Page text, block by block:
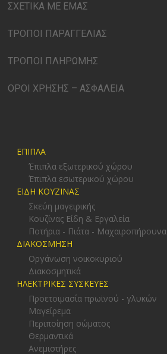
ΣΧΕΤΙΚΑ ΜΕ ΕΜΑΣ
ΤΡΟΠΟΙ ΠΑΡΑΓΓΕΛΙΑΣ
ΤΡΟΠΟΙ ΠΛΗΡΩΜΗΣ
ΟΡΟΙ ΧΡΗΣΗΣ – ΑΣΦΑΛΕΙΑ
ΕΠΙΠΛΑ
Έπιπλα εξωτερικού χώρου
Έπιπλα εσωτερικού χώρου
ΕΙΔΗ ΚΟΥΖΙΝΑΣ
Σκεύη μαγειρικής
Κουζίνας Είδη & Εργαλεία
Ποτήρια - Πιάτα - Μαχαιροπήρουνα
ΔΙΑΚΟΣΜΗΣΗ
Οργάνωση νοικοκυριού
Διακοσμητικά
ΗΛΕΚΤΡΙΚΕΣ ΣΥΣΚΕΥΕΣ
Προετοιμασία πρωϊνού - γλυκών
Μαγείρεμα
Περιποίηση σώματος
Θερμαντικά
Ανεμιστήρες